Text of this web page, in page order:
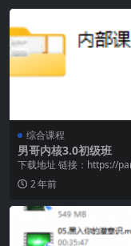
综合课程
男哥内核3.0初级班
下载地址 链接：https://
com/s/1nA2cHN7...
2 年前